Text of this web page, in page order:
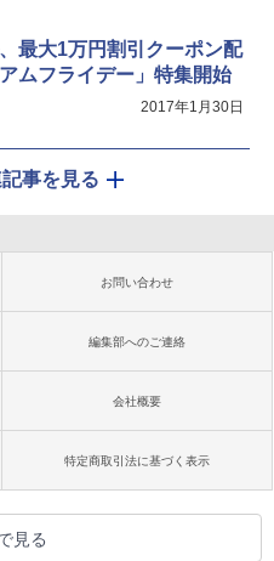
最大1万円割引クーポン配
ムフライデー」特集開始
2017年1月30日
事を見る
お問い合わせ
編集部へのご連絡
会社概要
特定商取引法に基づく表示
見る